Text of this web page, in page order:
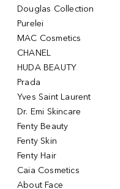
Douglas Collection
Purelei
MAC Cosmetics
CHANEL
HUDA BEAUTY
Prada
Yves Saint Laurent
Dr. Emi Skincare
Fenty Beauty
Fenty Skin
Fenty Hair
Caia Cosmetics
About Face